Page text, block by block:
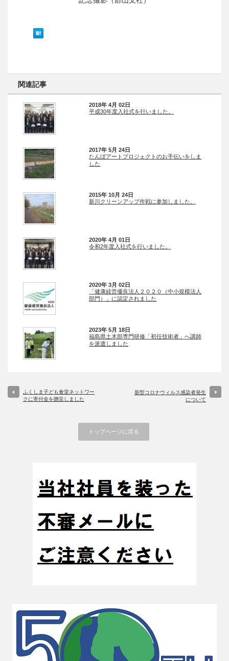
関連記事
2018年 4月 02日
平成30年度入社式を行いました。
2017年 5月 24日
たんぼアートプロジェクトのお手伝いをしま
した
2015年 10月 24日
新川クリーンアップ作戦に参加しました。
2020年 4月 01日
令和2年度入社式を行いました。
2020年 3月 02日
「健康経営優良法人２０２０（中小規模法人
部門）」に認定されました
2023年 5月 18日
福島県土木部専門研修「初任技術者」へ講師
を派遣しました
ふくしま子ども食堂ネットワー
クに寄付金を贈呈しました
新型コロナウィルス感染者発生
について
トップページに戻る